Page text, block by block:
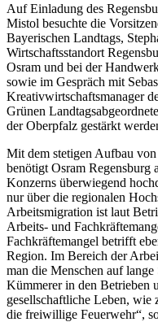
Auf Einladung des
Mistol besuchte die
Bayerischen Landtags,
Wirtschaftsstandort
Osram und bei der
sowie im Gespräch mit
Kreativwirtschaftsmanager
Grünen
der Oberpfalz gestärkt
Mit dem stetigen Aufbau
benötigt Osram Regensburg
Konzerns überwiegend
nur über die regionalen
Arbeitsmigration ist laut
Arbeits- und
Fachkräftemangel betrifft
Region. Im Bereich der
man die Menschen auf
Kümmerer in den Betrieben
gesellschaftliche Leben, wie
die freiwillige Feuerwehr“,